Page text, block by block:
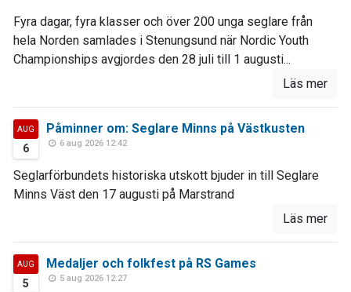
Fyra dagar, fyra klasser och över 200 unga seglare från
hela Norden samlades i Stenungsund när Nordic Youth
Championships avgjordes den 28 juli till 1 augusti...
Läs mer
AUG
6
Påminner om: Seglare Minns på Västkusten
6 aug 2026 12:42
Seglarförbundets historiska utskott bjuder in till Seglare
Minns Väst den 17 augusti på Marstrand
Läs mer
AUG
5
Medaljer och folkfest på RS Games
5 aug 2026 12:27